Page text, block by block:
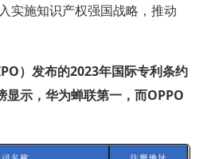
实施知识产权强国战略，推动
）发布的2023年国际专利条约
显示，华为蝉联第一，而OPPO